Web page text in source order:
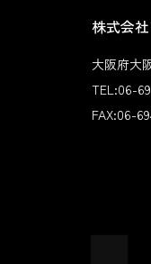
株式会
大阪府大
TEL:06-
FAX:06-